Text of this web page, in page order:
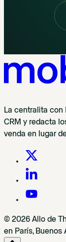
La centralita con
CRM y redacta
venda en lugar
© 2026 Allo de
en París, Buenos